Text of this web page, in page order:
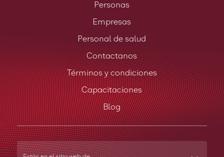
Personas
Empresas
Personal de salud
Contactanos
Términos y condiciones
Capacitaciones
Blog